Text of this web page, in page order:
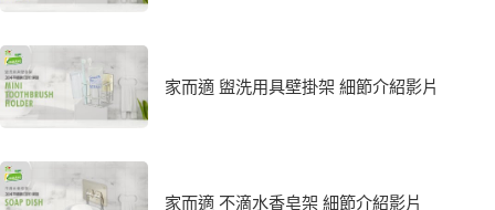
家而適 盥洗用具壁掛架 細節介紹影片
家而適 不滴水香皂架 細節介紹影片